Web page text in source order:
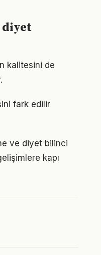
diyet
kalitesini de
fark edilir
ve diyet bilinci
kapı